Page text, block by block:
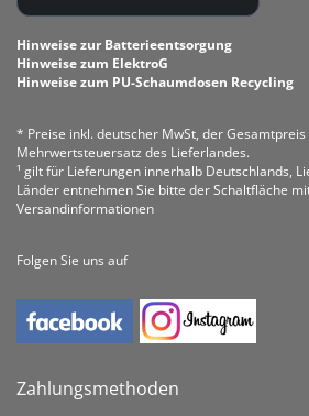
Hinweise zur Batterieentsorgung
Hinweise zum ElektroG
Hinweise zum PU-Schaumdosen Recycling
* Preise inkl. deutscher MwSt, der
Mehrwertsteuersatz des Lieferlandes.
¹ gilt für Lieferungen innerhalb Deutschlands,
Länder entnehmen Sie bitte der Schaltfläche
Versandinformationen
Folgen Sie uns auf
Zahlungsmethoden